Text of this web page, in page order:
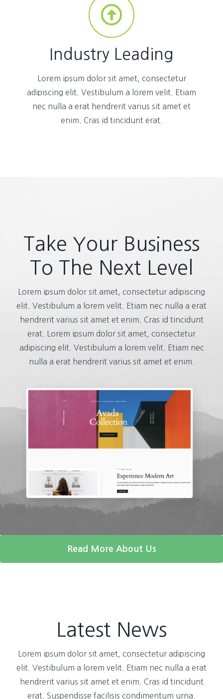
Industry Leading
Lorem ipsum dolor sit amet, consectetur
adipiscing elit. Vestibulum a lorem velit. Etiam
nec nulla a erat hendrerit varius sit amet et
enim. Cras id tincidunt erat.
Take Your Business
To The Next Level
Lorem ipsum dolor sit amet, consectetur adipiscing
elit. Vestibulum a lorem velit. Etiam nec nulla a erat
hendrerit varius sit amet et enim. Cras id tincidunt
erat. Lorem ipsum dolor sit amet, consectetur
adipiscing elit. Vestibulum a lorem velit. Etiam nec
nulla a erat hendrerit varius sit amet et enim.
Read More About Us
Latest News
Lorem ipsum dolor sit amet, consectetur adipiscing
elit. Vestibulum a lorem velit. Etiam nec nulla a erat
hendrerit varius sit amet et enim. Cras id tincidunt
erat. Suspendisse facilisis condimentum urna.